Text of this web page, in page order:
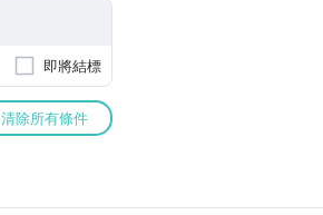
即將結標
清除所有條件